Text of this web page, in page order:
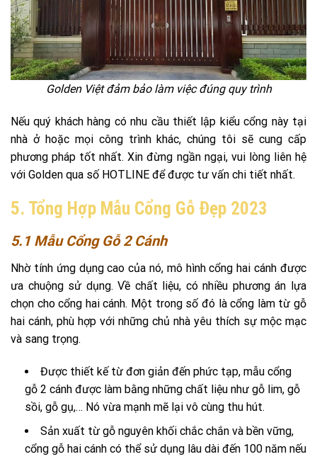
Golden Việt đảm bảo làm việc đúng quy trình
Nếu quý khách hàng có nhu cầu thiết lập kiểu cổng này tại
nhà ở hoặc mọi công trình khác, chúng tôi sẽ cung cấp
phương pháp tốt nhất. Xin đừng ngần ngại, vui lòng liên hệ
với Golden qua số HOTLINE để được tư vấn chi tiết nhất.
5. Tổng Hợp Mẫu Cổng Gỗ Đẹp 2023
5.1 Mẫu Cổng Gỗ 2 Cánh
Nhờ tính ứng dụng cao của nó, mô hình cổng hai cánh được
ưa chuộng sử dụng. Về chất liệu, có nhiều phương án lựa
chọn cho cổng hai cánh. Một trong số đó là cổng làm từ gỗ
hai cánh, phù hợp với những chủ nhà yêu thích sự mộc mạc
và sang trọng.
Được thiết kế từ đơn giản đến phức tạp, mẫu cổng
gỗ 2 cánh được làm bằng những chất liệu như gỗ lim, gỗ
sồi, gỗ gụ,… Nó vừa mạnh mẽ lại vô cùng thu hút.
Sản xuất từ gỗ nguyên khối chắc chắn và bền vững,
cổng gỗ hai cánh có thể sử dụng lâu dài đến 100 năm nếu